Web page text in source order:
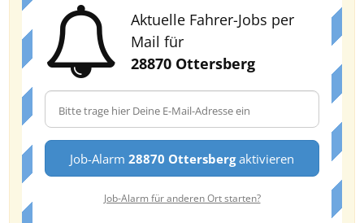
Aktuelle Fahrer-Jobs per
Mail für
28870 Ottersberg
Job-Alarm 28870 Ottersbergaktivieren
Job-Alarm für anderen Ort starten?